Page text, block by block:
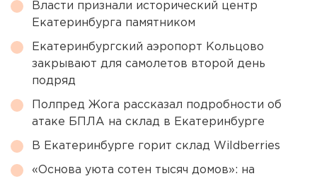
Власти признали исторический центр
Екатеринбурга памятником
Екатеринбургский аэропорт Кольцово
закрывают для самолетов второй день
подряд
Полпред Жога рассказал подробности об
атаке БПЛА на склад в Екатеринбурге
В Екатеринбурге горит склад Wildberries
«Основа уюта сотен тысяч домов»: на